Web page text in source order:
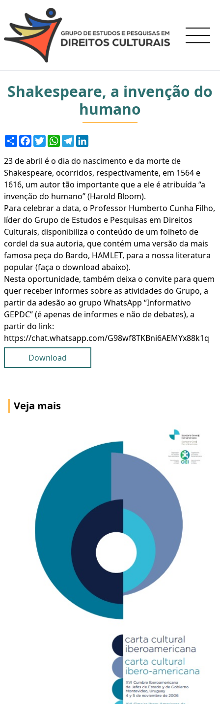
Shakespeare, a invenção do
humano
Compartilhar
Facebook
TwitterWhatsApp
Telegram
23 de abril é o dia do nascimento e da morte de
Shakespeare, ocorridos, respectivamente, em 1564 e
1616, um autor tão importante que a ele é atribuída “a
invenção do humano” (Harold Bloom).
Para celebrar a data, o Professor Humberto Cunha Filho,
líder do Grupo de Estudos e Pesquisas em Direitos
Culturais, disponibiliza o conteúdo de um folheto de
cordel da sua autoria, que contém uma versão da mais
famosa peça do Bardo, HAMLET, para a nossa literatura
popular (faça o download abaixo).
Nesta oportunidade, também deixa o convite para quem
quer receber informes sobre as atividades do Grupo, a
partir da adesão ao grupo WhatsApp “Informativo
GEPDC” (é apenas de informes e não de debates), a
partir do link:
https://chat.whatsapp.com/G98wf8TKBni6AEMYx88k1q
Download
Veja mais